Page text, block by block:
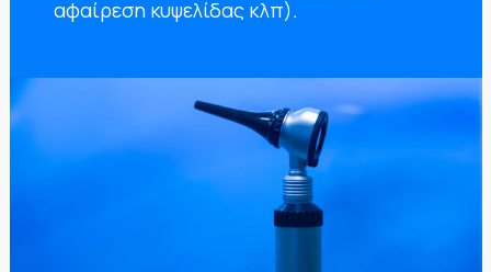
αφαίρεση κυψελίδας κλπ).